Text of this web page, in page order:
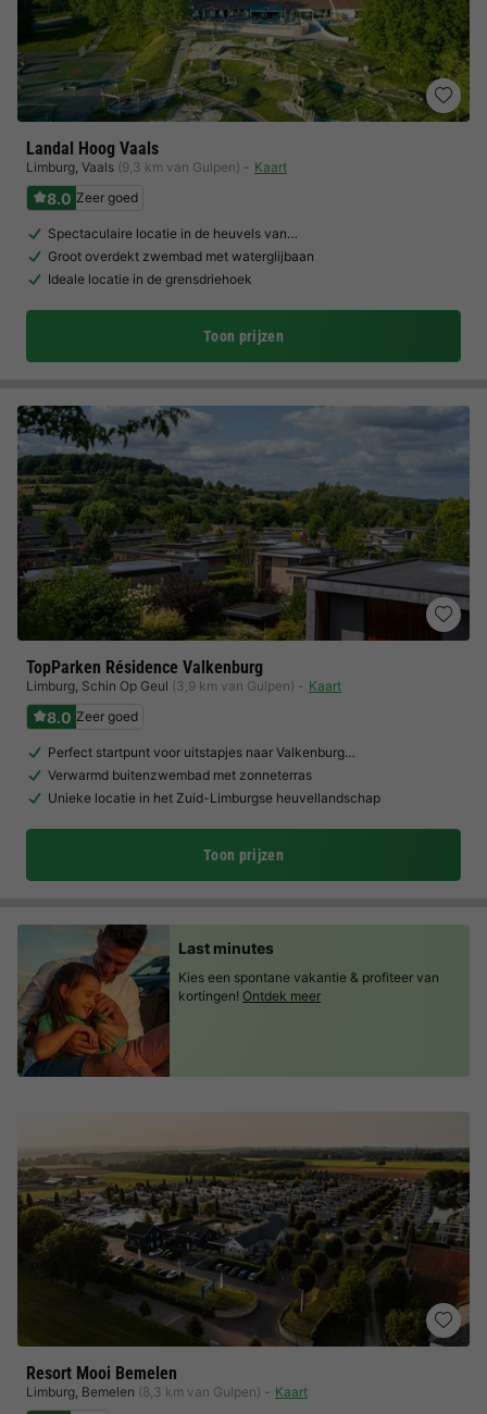
Landal Hoog Vaals
Limburg, Vaals (9,3 km van Gulpen) Kaart
8.0 Zeer goed
Spectaculaire locatie in de heuvels van…
Groot overdekt zwembad met waterglijbaan
Ideale locatie in de grensdriehoek
Toon prijzen
TopParken Résidence Valkenburg
Limburg, Schin Op Geul (3,9 km van Gulpen) Kaart
8.0 Zeer goed
Perfect startpunt voor uitstapjes naar Valkenburg…
Verwarmd buitenzwembad met zonneterras
Unieke locatie in het Zuid-Limburgse heuvellandschap
Toon prijzen
Resort Mooi Bemelen
Limburg, Bemelen (8,3 km van Gulpen) Kaart
Last minutes
Kies een spontane vakantie & profiteer van
kortingen! Ontdek meer